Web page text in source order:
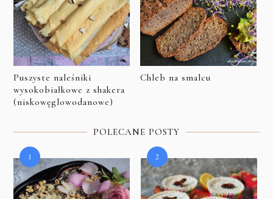
Puszyste naleśniki
wysokobiałkowe z shakera
(niskowęglowodanowe)
Chleb na smalcu
POLECANE POSTY